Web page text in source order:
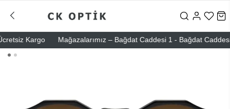
Kargo Mağazalarımız – Bağdat Caddesi 1 - Bağdat Caddesi